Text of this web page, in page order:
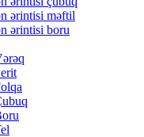
ərintisi məftil
ərintisi boru